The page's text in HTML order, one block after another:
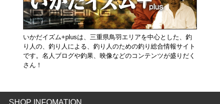
いかだイズム+plusは、三重県鳥羽エリアを中心とした、釣
り人の、釣り人による、釣り人のための釣り総合情報サイト
です。名人ブログや釣果、映像などのコンテンツが盛りだく
さん！
SHOP INFOMATION